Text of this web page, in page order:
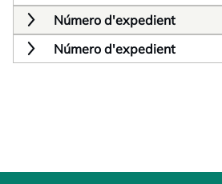
Número d'expedient
Número d'expedient